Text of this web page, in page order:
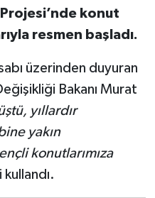
konut
resmen başladı.
üzerinden duyuran
Bakanı Murat
yıllardır
yakın
konutlarımıza